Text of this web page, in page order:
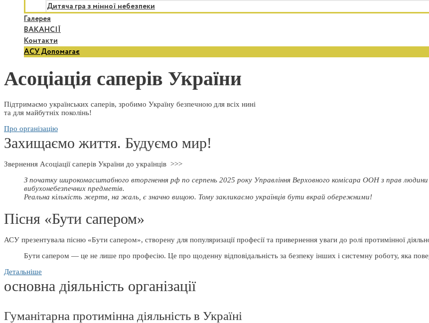
Дитяча гра з мінної небезпеки
Галерея
ВАКАНСІЇ
Контакти
АСУ Допомагає
Асоціація саперів України
Підтримаємо українських саперів, зробимо Україну безпечною для всіх нині
та для майбутніх поколінь!
Про організацію
Захищаємо життя. Будуємо мир!
Звернення Асоціації саперів України до українців >>>
З початку широкомасштабного вторгнення рф по серпень 2025 року Управління Верховного комісара ООН з прав людини
вибухонебезпечних предметів.
Реальна кількість жертв, на жаль, є значно вищою. Тому закликаємо українців бути вкрай обережними!
Пісня «Бути сапером»
АСУ презентувала пісню «Бути сапером», створену для популяризації професії та привернення уваги до ролі протимінної
Бути сапером — це не лише про професію. Це про щоденну відповідальність за безпеку інших і системну роботу, яка
Детальніше
основна діяльність організації
Гуманітарна протимінна діяльність в Україні